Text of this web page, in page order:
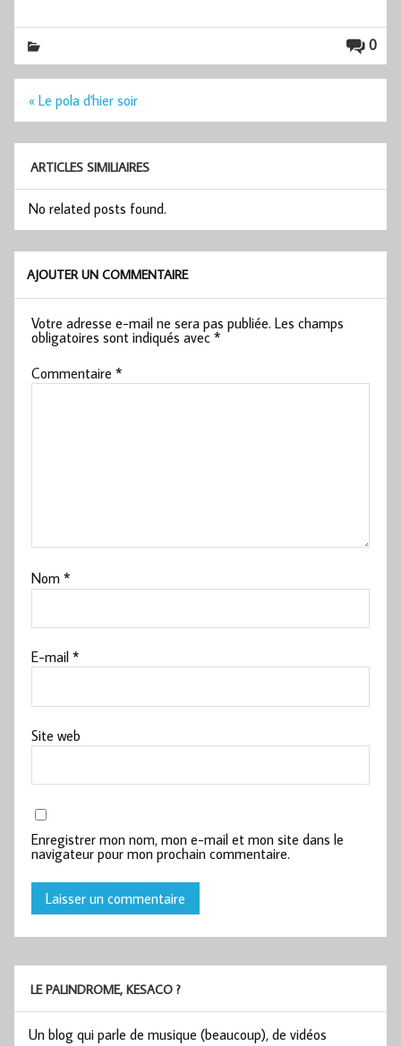
0
Navigation
« Le pola d'hier soir
ARTICLES SIMILIAIRES
No related posts found.
AJOUTER UN COMMENTAIRE
Votre adresse e-mail ne sera pas publiée. Les champs
obligatoires sont indiqués avec*
Commentaire*
Nom*
E-mail*
Site web
Enregistrer mon nom, mon e-mail et mon site dans le
navigateur pour mon prochain commentaire.
LE PALINDROME, KESACO ?
Un blog qui parle de musique (beaucoup), de vidéos